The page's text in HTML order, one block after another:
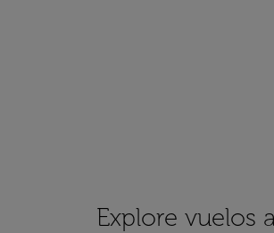
Explore vuelos